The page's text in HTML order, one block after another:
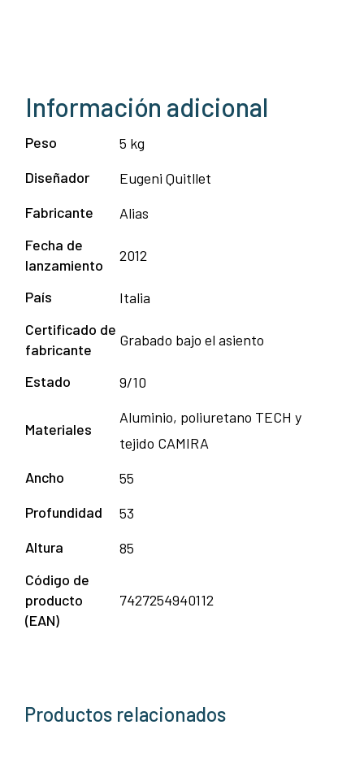
Información adicional
Peso
5 kg
Diseñador
Eugeni Quitllet
Fabricante
Alias
Fecha de
lanzamiento
2012
País
Italia
Certificado de
fabricante
Grabado bajo el asiento
Estado 9/10
Materiales
Aluminio, poliuretano TECH y
tejido CAMIRA
Ancho
55
Profundidad
53
Altura
85
Código de
producto
(EAN)
7427254940112
Productos relacionados